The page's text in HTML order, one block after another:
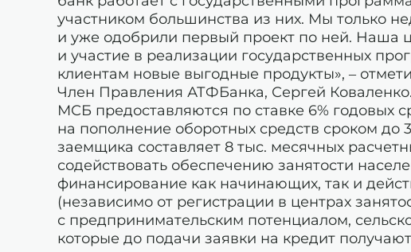
участником большинства из них. Мы только
и уже одобрили первый проект по ней. Наша
и участие в реализации государственных
клиентам новые выгодные продукты», –
Член Правления АТФБанка, Сергей
МСБ предоставляются по ставке 6% годовых
на пополнение оборотных средств сроком
заемщика составляет 8 тыс. месячных
содействовать обеспечению занятости
финансирование как начинающих, так и
(независимо от регистрации в центрах
с предпринимательским потенциалом,
которые до подачи заявки на кредит